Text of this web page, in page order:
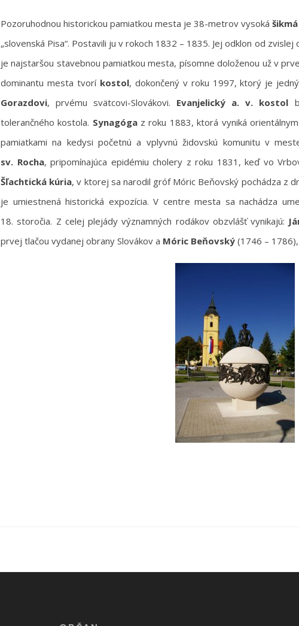
Pozoruhodnou historickou pamiatkou mesta je 38-metrov vysoká
„slovenská Pisa“. Postavili ju v rokoch 1832 – 1835. Jej odklon od zvislej
je najstaršou stavebnou pamiatkou mesta, písomne doloženou už v
dominantu mesta tvorí kostol, dokončený v roku 1997, ktorý je
Gorazdovi, prvému svätcovi-Slovákovi. Evanjelický a. v. kostol
tolerančného kostola. Synagóga z roku 1883, ktorá vyniká
pamiatkami na kedysi početnú a vplyvnú židovskú komunitu v
sv. Rocha, pripomínajúca epidémiu cholery z roku 1831, keď vo
Šľachtická kúria, v ktorej sa narodil gróf Móric Beňovský pochádza z
je umiestnená historická expozícia. V centre mesta sa nachádza
18. storočia. Z celej plejády významných rodákov obzvlášť vynikajú:
prvej tlačou vydanej obrany Slovákov a Móric Beňovský (1746 –